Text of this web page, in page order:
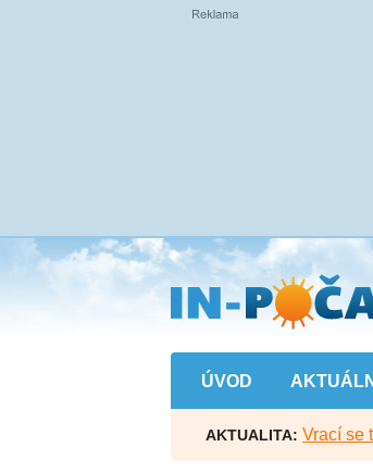
Přejít
na
hlavní
obsah
ÚVOD
AKTUALITA: Vrací se